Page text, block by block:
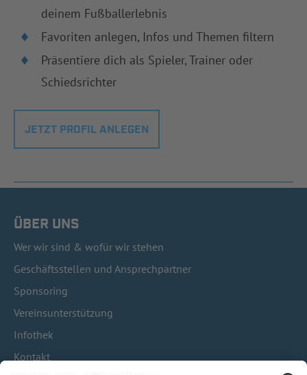
deinem Fußballerlebnis
Favoriten anlegen, Infos und Themen filtern
Präsentiere dich als Spieler, Trainer oder
Schiedsrichter
JETZT PROFIL ANLEGEN
ÜBER UNS
Wer wir sind & wofür wir stehen
Geschäftsstellen und Ansprechpartner
Sponsoring
Vereinsunterstützung
Infothek
Kontakt